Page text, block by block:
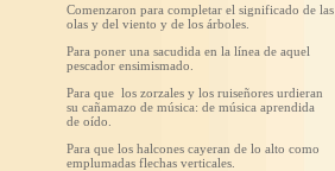
Comenzaron para completar el significado de las
olas y del viento y de los árboles.
Para poner una sacudida en la línea de aquel
pescador ensimismado.
Para que los zorzales y los ruiseñores urdieran
su cañamazo de música: de música aprendida
de oído.
Para que los halcones cayeran de lo alto como
emplumadas flechas verticales.